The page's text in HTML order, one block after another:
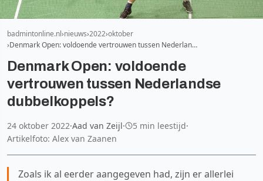
badmintonline.nl nieuws 2022 oktober
Denmark Open: voldoende vertrouwen tussen Nederlan…
Denmark Open: voldoende
vertrouwen tussen Nederlandse
dubbelkoppels?
24 oktober 2022·Aad van Zeijl· 5 min leestijd·
Artikelfoto: Alex van Zaanen
Zoals ik al eerder aangegeven had, zijn er allerlei